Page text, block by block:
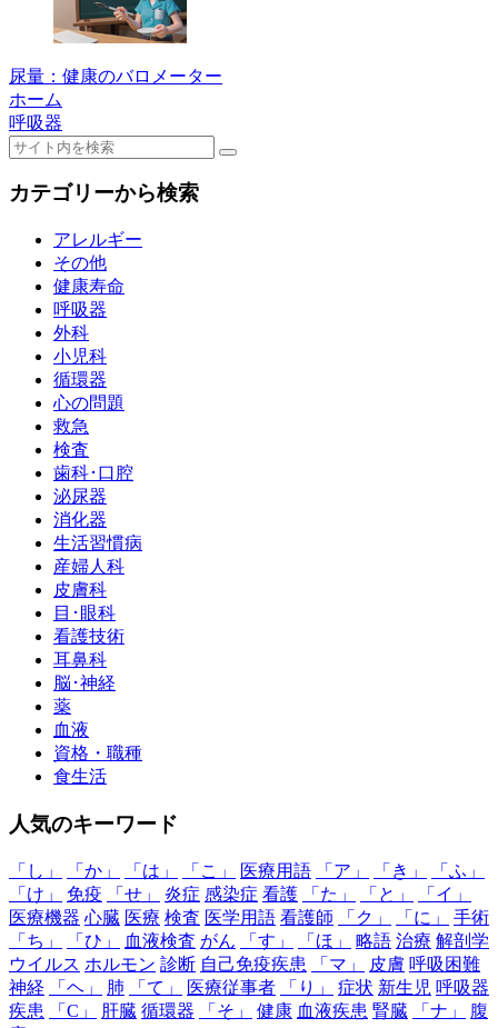
尿量：健康のバロメーター
ホーム
呼吸器
カテゴリーから検索
アレルギー
その他
健康寿命
呼吸器
外科
小児科
循環器
心の問題
救急
検査
歯科･口腔
泌尿器
消化器
生活習慣病
産婦人科
皮膚科
目･眼科
看護技術
耳鼻科
脳･神経
薬
血液
資格・職種
食生活
人気のキーワード
「し」 「か」 「は」 「こ」 医療用語 「ア」 「き」
「ふ」
「け」
免疫 「せ」 炎症 感染症 看護 「た」 「と」
「イ」
医療機器 心臓 医療 検査 医学用語 看護師 「ク」 「に」
手術
「ち」
「ひ」 血液検査 がん 「す」 「ほ」 略語 治療 解剖学
ウイルス ホルモン 診断 自己免疫疾患 「マ」 皮膚 呼吸困難
神経
「ヘ」 肺 「て」 医療従事者 「り」 症状 新生児 呼吸器
疾患
「C」 肝臓 循環器 「そ」 健康 血液疾患 腎臓 「ナ」
腹